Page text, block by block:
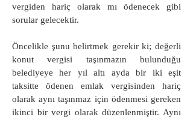
vergiden hariç olarak mı ödenecek gibi
sorular gelecektir.
Öncelikle şunu belirtmek gerekir ki; değerli
konut vergisi taşınmazın bulunduğu
belediyeye her yıl altı ayda bir iki eşit
taksitte ödenen emlak vergisinden hariç
olarak aynı taşınmaz için ödenmesi gereken
ikinci bir vergi olarak düzenlenmiştir. Aynı